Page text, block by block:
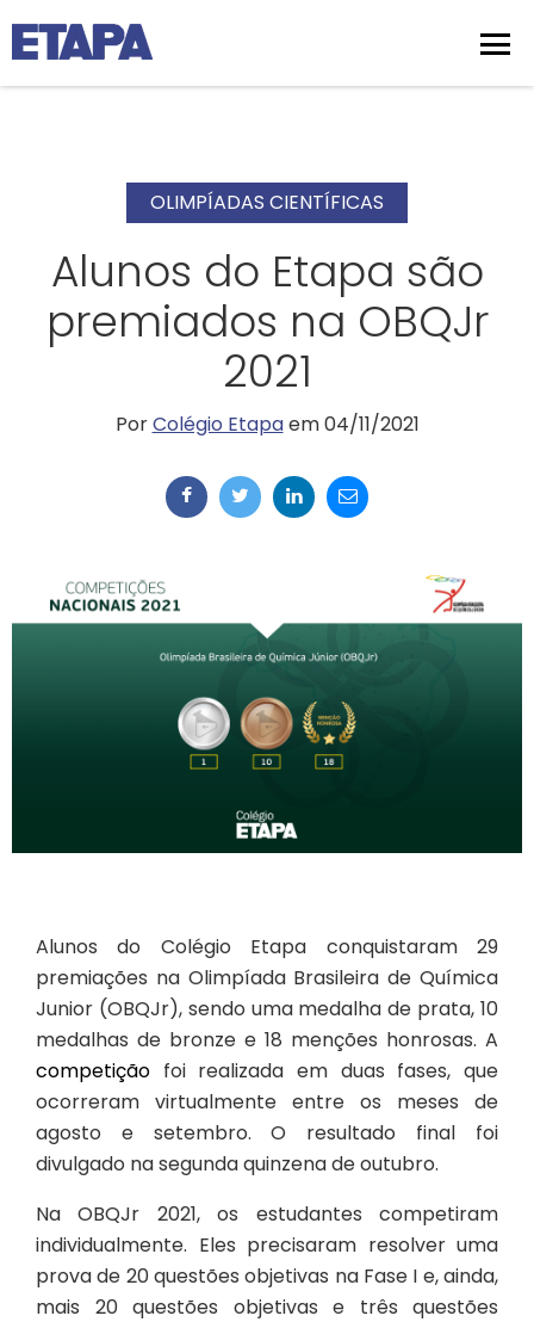
OLIMPÍADAS CIENTÍFICAS
Alunos do Etapa são
premiados na OBQJr
2021
PorColégio Etapaem 04/11/2021
Alunos do Colégio Etapa conquistaram 29
premiações na Olimpíada Brasileira de Química
Junior (OBQJr), sendo uma medalha de prata, 10
medalhas de bronze e 18 menções honrosas. A
competição foi realizada em duas fases, que
ocorreram virtualmente entre os meses de
agosto e setembro. O resultado final foi
divulgado na segunda quinzena de outubro.
Na OBQJr 2021, os estudantes competiram
individualmente. Eles precisaram resolver uma
prova de 20 questões objetivas na Fase I e, ainda,
mais 20 questões objetivas e três questões